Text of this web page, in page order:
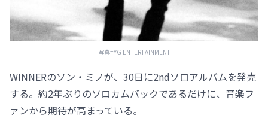
写真=YG ENTERTAINMENT
WINNERのソン・ミノが、30日に2ndソロアルバムを発売
する。約2年ぶりのソロカムバックであるだけに、音楽フ
ァンから期待が高まっている。